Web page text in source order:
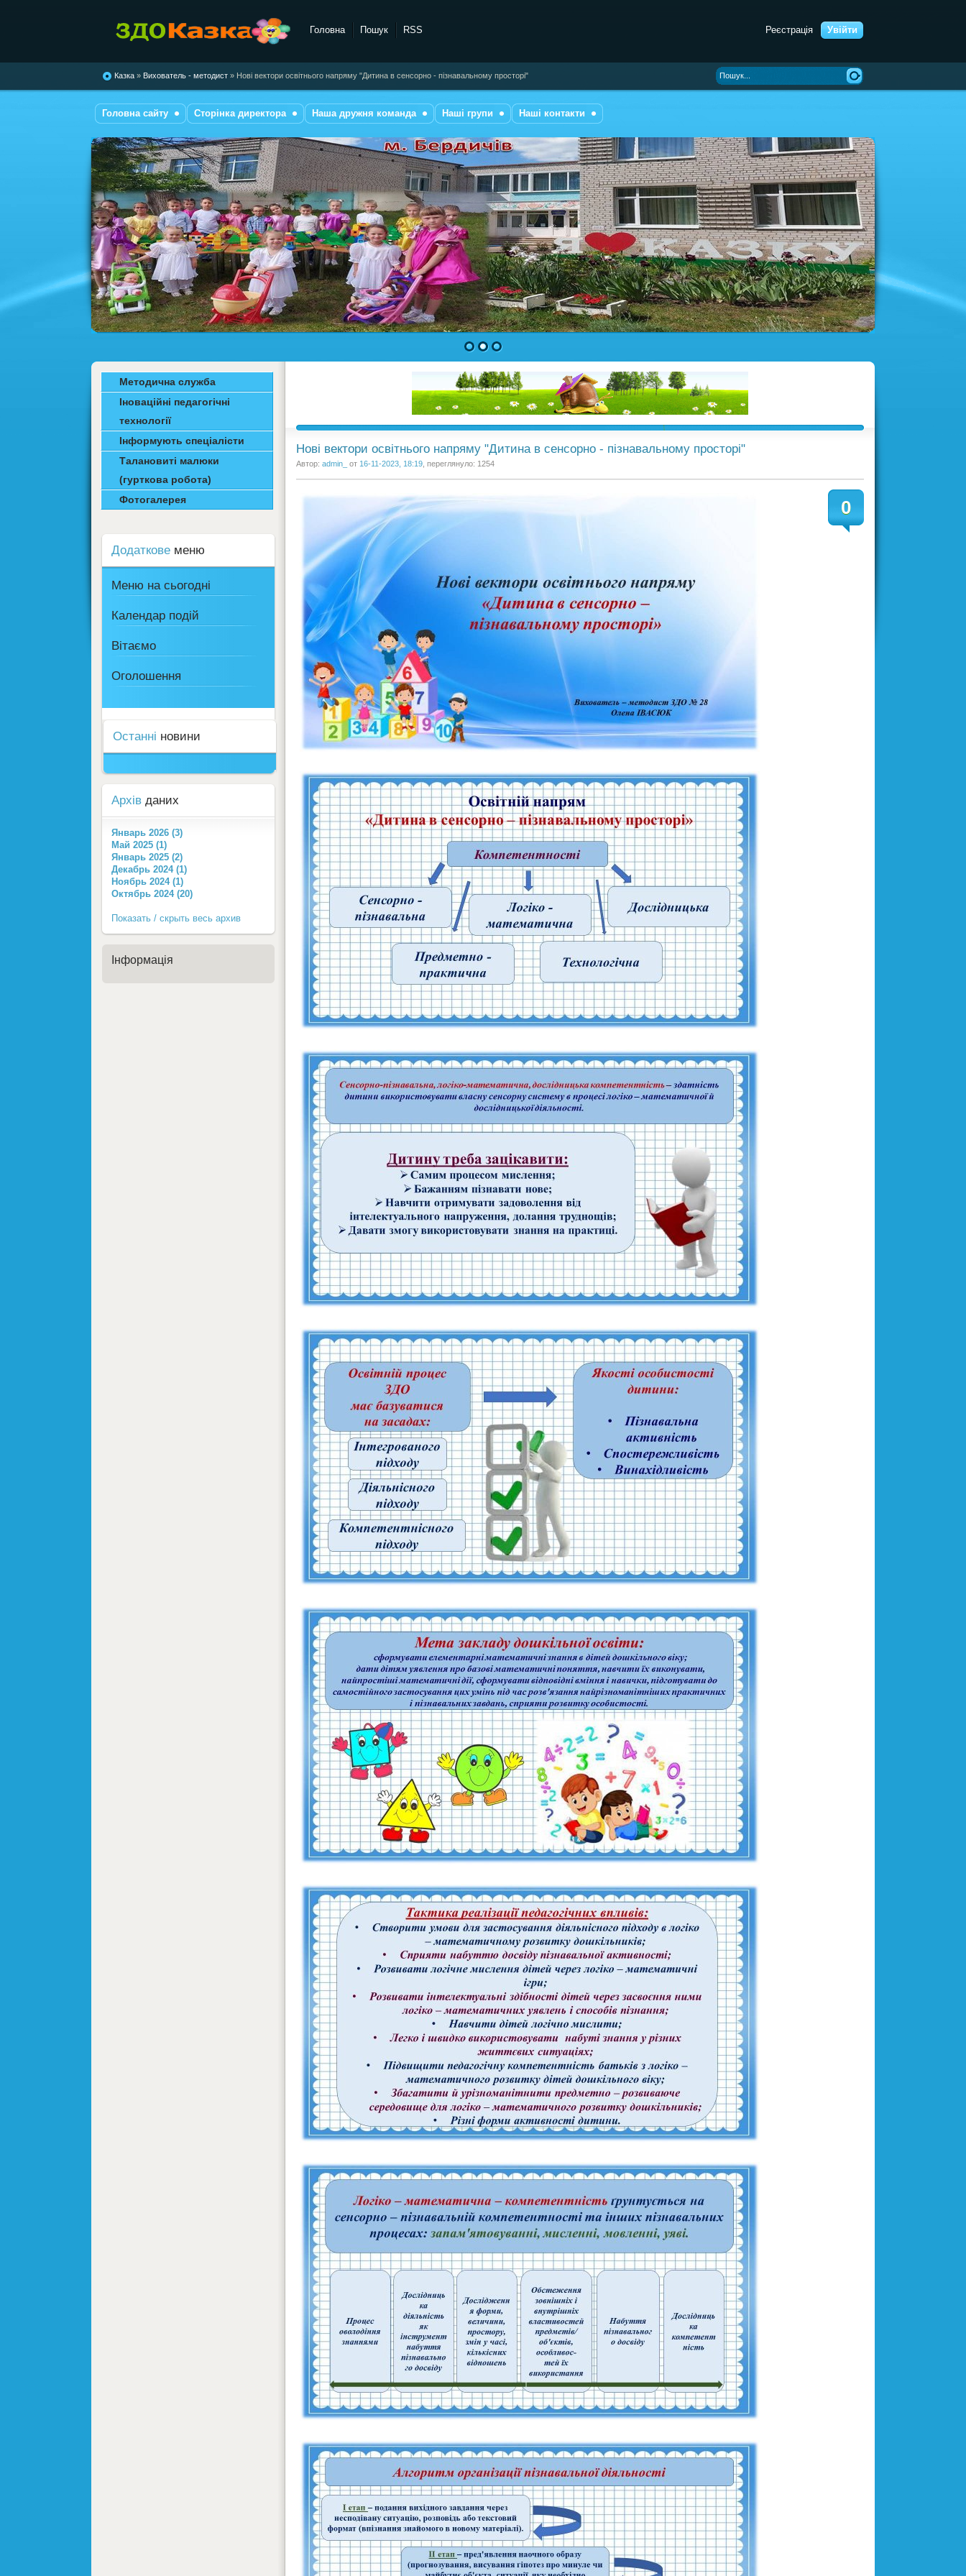
"Казка"
Реєстрація Увійти
Головна Пошук RSS
Казка » Вихователь - методист » Нові вектори освітнього напряму "Дитина в сенсорно - пізнавальному просторі"
Головна сайту Сторінка директора Наша дружня команда Наші групи Наші контакти
1 2 3
Нові вектори освітнього напряму "Дитина в сенсорно - пізнавальному просторі"
Автор: admin_ от 16-11-2023, 18:19 , переглянуло: 1254
0
Методична служба
Іноваційні педагогічні
технології
Інформують спеціалісти
Талановиті малюки
(гурткова робота)
Фотогалерея
Додаткове меню
Меню на сьогодні
Календар подій
Вітаємо
Оголошення
Останні новини
Архів даних
Январь 2026 (3)
Май 2025 (1)
Январь 2025 (2)
Декабрь 2024 (1)
Ноябрь 2024 (1)
Октябрь 2024 (20)
Показать / скрыть весь архив
Інформація